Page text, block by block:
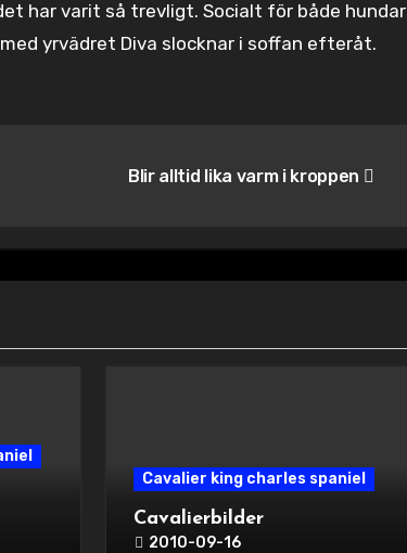
har varit så trevligt. Socialt för både hundar
yrvädret Diva slocknar i soffan efteråt.
Blir alltid lika varm i kroppen
Cavalier king charles spaniel
Cavalierbilder
2010-09-16